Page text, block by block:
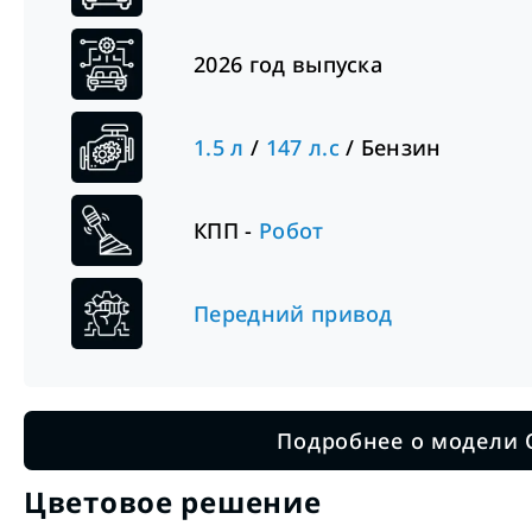
2026 год выпуска
1.5л / 147 л.с / Бензин
КПП - Робот
Передний привод
Подробнее о модели
Цветовое решение